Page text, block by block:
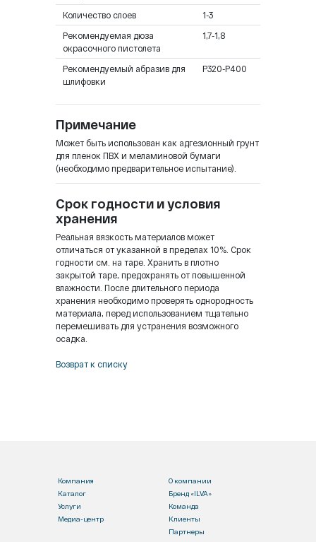
Количество слоев 1-3
Рекомендуемая дюза
окрасочного пистолета
1,7-1,8
Рекомендуемый абразив для
шлифовки
Р320-Р400
Примечание
Может быть использован как адгезионный грунт
для пленок ПВХ и меламиновой бумаги
(необходимо предварительное испытание).
Срок годности и условия
хранения
Реальная вязкость материалов может
отличаться от указанной в пределах 10%. Срок
годности см. на таре. Хранить в плотно
закрытой таре, предохранять от повышенной
влажности. После длительного периода
хранения необходимо проверять однородность
материала, перед использованием тщательно
перемешивать для устранения возможного
осадка.
Возврат к списку
О компании
Бренд «ILVA»
Команда
Клиенты
Партнеры
Компания
Каталог
Услуги
Медиа-центр